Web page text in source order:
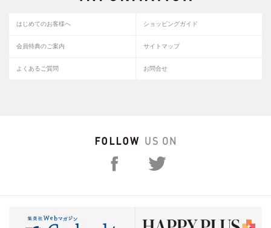
はじめてのお客様へ ショッピングガイド
会員特典のご案内 サイトマップ
よくあるご質問 お問合せ